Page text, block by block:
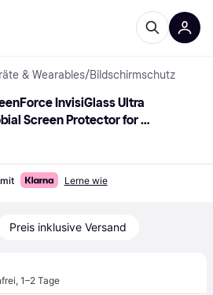
& Wearables/Bildschirmschutz
InvisiGlass Ultra
Screen Protector for
11 Pro
Lerne wie
Preis inklusive Versand
, 1–2 Tage